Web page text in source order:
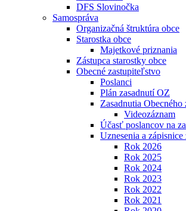
DFS Slovinočka
Samospráva
Organizačná štruktúra obce
Starostka obce
Majetkové priznania
Zástupca starostky obce
Obecné zastupiteľstvo
Poslanci
Plán zasadnutí OZ
Zasadnutia Obecného
Videozáznam
Účasť poslancov na
Uznesenia a
Rok 2026
Rok 2025
Rok 2024
Rok 2023
Rok 2022
Rok 2021